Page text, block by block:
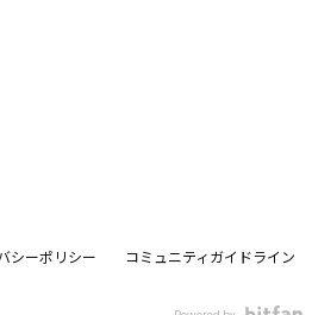
シーポリシー コミュニティガイドライン